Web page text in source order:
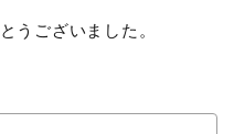
うございました。